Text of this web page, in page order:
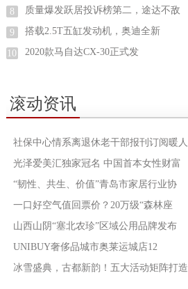
8 质量爆发跃居投诉榜第二，途达不敌
9 搭载2.5T五缸发动机，奥迪全新
10 2020款马自达CX-30正式发
滚动资讯
社保中心情系离退休老干部报刊订阅暖人
光泽爱美汇独家冠名 中国首本女性财富
“韧性、共生、价值”青岛市家居行业协
一口好空气值回票价？20万级“森林座
山西山阴“塞北农珍”区域公用品牌发布
UNIBUY奢侈品城市奥莱运城店12
冰雪盛典，古都新韵！五大活动矩阵打造